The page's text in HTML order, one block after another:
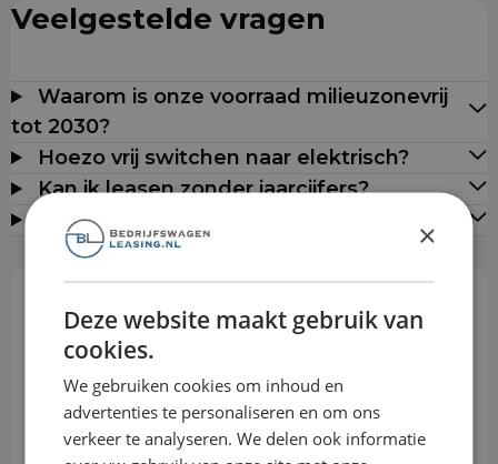
Veelgestelde vragen
Waarom is onze voorraad milieuzonevrij
tot 2030?
Hoezo vrij switchen naar elektrisch?
Kan ik leasen zonder jaarcijfers?
Leveren jullie door heel Nederland?
Rekentool
Aanbetaling
×
Deze website maakt gebruik van
cookies.
We gebruiken cookies om inhoud en
advertenties te personaliseren en om ons
verkeer te analyseren. We delen ook informatie